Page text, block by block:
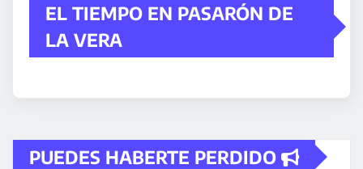
EL TIEMPO EN PASARÓN DE
LA VERA
PUEDES HABERTE PERDIDO